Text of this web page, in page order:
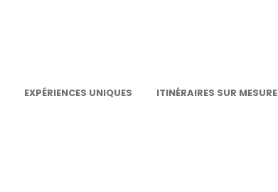
EXPÉRIENCES UNIQUES ITINÉRAIRES SUR MESURE